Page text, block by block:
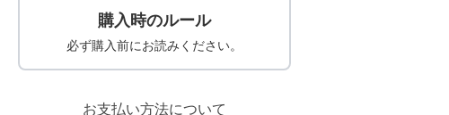
購入時のルール
必ず購入前にお読みください。
お支払い方法について